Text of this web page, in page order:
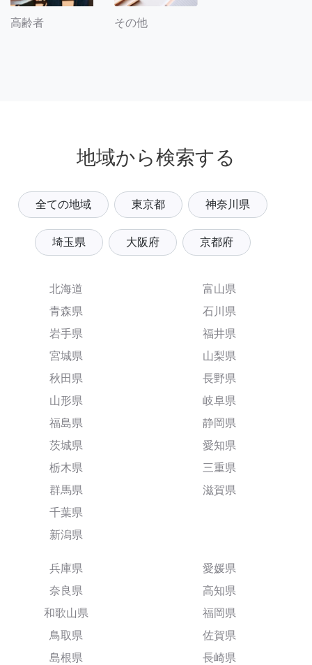
高齢者 その他
地域から検索する
全ての地域 東京都 神奈川県
埼玉県 大阪府 京都府
北海道
青森県
岩手県
宮城県
秋田県
山形県
福島県
茨城県
栃木県
群馬県
千葉県
新潟県
富山県
石川県
福井県
山梨県
長野県
岐阜県
静岡県
愛知県
三重県
滋賀県
兵庫県
奈良県
和歌山県
鳥取県
島根県
愛媛県
高知県
福岡県
佐賀県
長崎県